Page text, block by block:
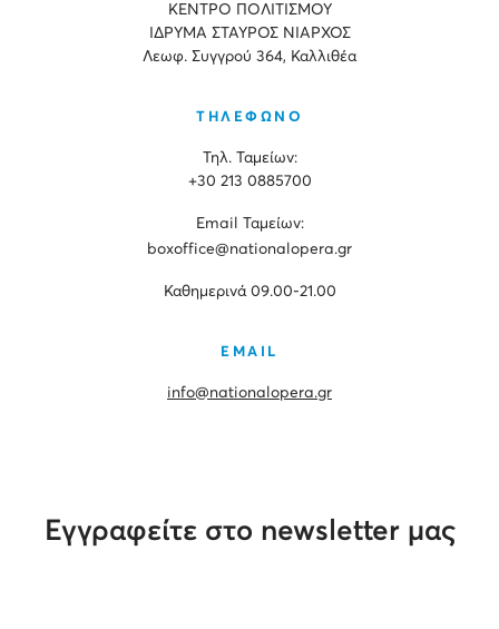
ΚΕΝΤΡΟ ΠΟΛΙΤΙΣΜΟΥ
ΙΔΡΥΜΑ ΣΤΑΥΡΟΣ ΝΙΑΡΧΟΣ
Λεωφ. Συγγρού 364, Καλλιθέα
ΤΗΛΕΦΩΝΟ
Τηλ. Ταμείων:
+30 213 0885700
Εmail Ταμείων:
boxoffice@nationalopera.gr
Καθημερινά 09.00-21.00
EMAIL
info@nationalopera.gr
Εγγραφείτε στο newsletter μας